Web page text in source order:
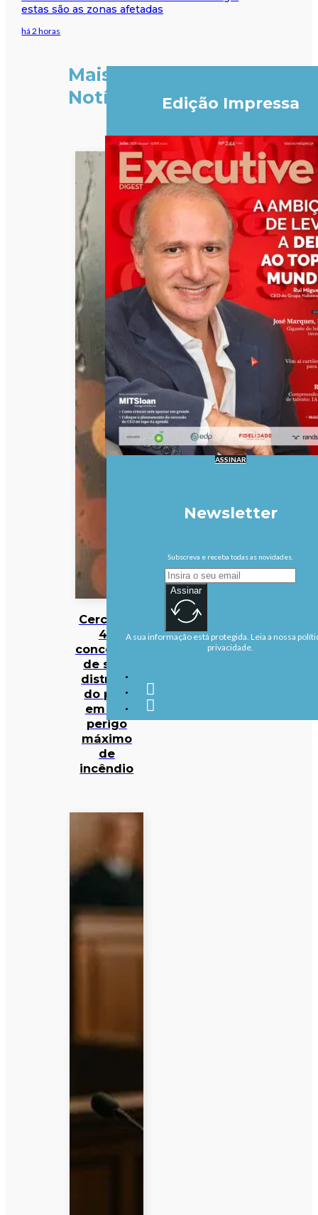
estas são as zonas afetadas
há 2 horas
Mais
Notícias
Cerca de
40
concelhos
de sete
distritos
do país
em em
perigo
máximo
de
incêndio
Edição Impressa
ASSINAR
Newsletter
Subscreva e receba todas as novidades.
Assinar
A sua informação está protegida. Leia a nossa
privacidade.